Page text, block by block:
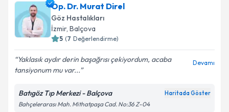
Op. Dr. Hüseyin Dundariçin randevu takvimi talebi
oluşturun. Size bu uzmandan randevu almanız için bir
takvim hazırlandığında e-posta ile bilgilendireceğiz.
Kişisel verilerimin işlenmesine ilişkin
Aydınlatma
Metni'ni okudum ve kişisel verilerimin belirtilen
Op. Dr. Murat Direl
Göz Hastalıkları
İzmir, Balçova
5 (7 Değerlendirme)
Yaklasık aydır derin başağrısı çekiyordum, acaba
tansiyonum mu var...
Devamı
Batıgöz Tıp Merkezi - Balçova Haritada Göster
Bahçelerarası Mah. Mithatpaşa Cad. No:36 Z-04